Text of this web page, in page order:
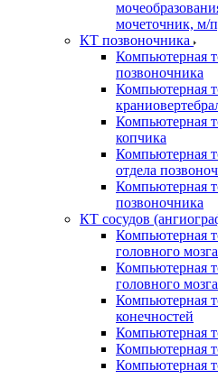
мочеточник, м/
КТ позвоночника
Компьютерная
позвоночника
Компьютерная
Компьютерная
копчика
Компьютерная
отдела
Компьютерная
позвоночника
КТ сосудов
Компьютерная
головного мозга
Компьютерная
головного
Компьютерная
конечностей
Компьютерная
Компьютерная
Компьютерная